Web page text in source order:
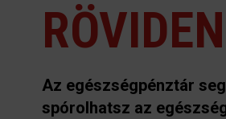
Az egészségpénztár
spórolhatsz az